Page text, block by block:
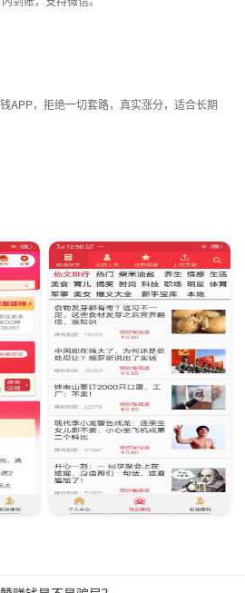
APP，拒绝一切套路，真实涨分，适合长期